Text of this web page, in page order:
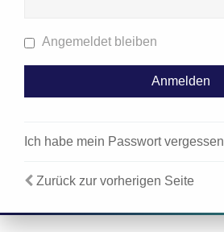
Angemeldet bleiben
Ich habe mein Passwort vergessen
Zurück zur vorherigen Seite